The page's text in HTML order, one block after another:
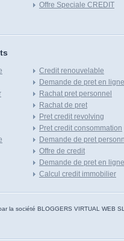
Offre Speciale CREDIT
Credit renouvelable
Demande de pret en ligne
Rachat pret personnel
Rachat de pret
Pret credit revolving
Pret credit consommation
Demande de pret
Offre de credit
Demande de pret en ligne
Calcul credit immobilier
la société BLOGGERS VIRTUAL WEB SL